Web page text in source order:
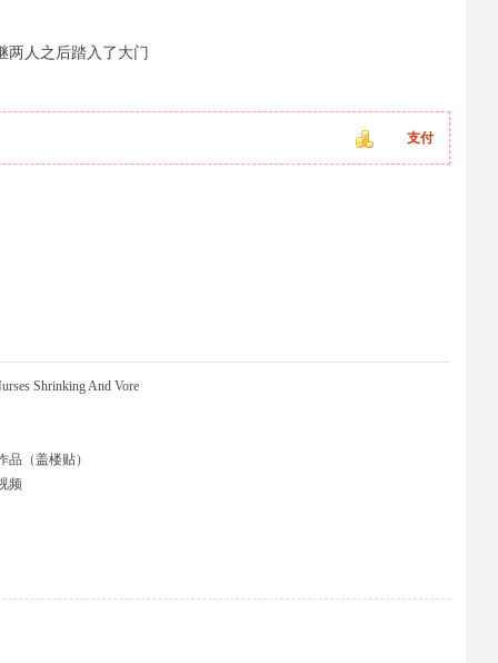
两人之后踏入了大门
支付
Shrinking And Vore
品（盖楼贴）
频